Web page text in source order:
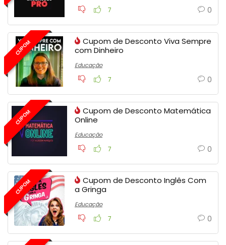
7 0
CUPOM
Cupom de Desconto Viva Sempre
com Dinheiro
Educação
7 0
CUPOM
Cupom de Desconto Matemática
Online
Educação
7 0
CUPOM
Cupom de Desconto Inglês Com
a Gringa
Educação
7 0